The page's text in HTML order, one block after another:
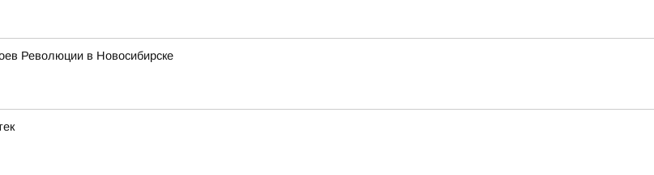
Революции в Новосибирске